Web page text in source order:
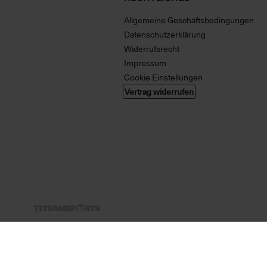
Allgemeine Geschäftsbedingungen
Datenschutzerklärung
Widerrufsrecht
Impressum
Cookie Einstellungen
Vertrag widerrufen